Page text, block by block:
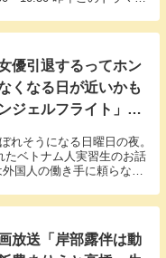
優引退するってホン
くなる日が近いかも
ジェルフライト」続
れそうになる日曜日の夜。
たベトナム人実習生のお話
国人の働き手に頼らなけ
放送「岸部露伴は動